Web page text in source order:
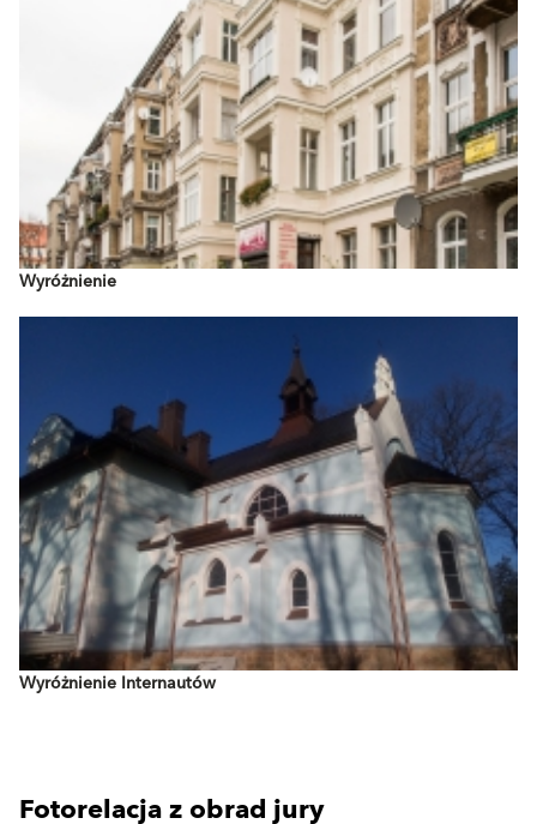
Wyróżnienie
Wyróżnienie Internautów
Fotorelacja z obrad jury